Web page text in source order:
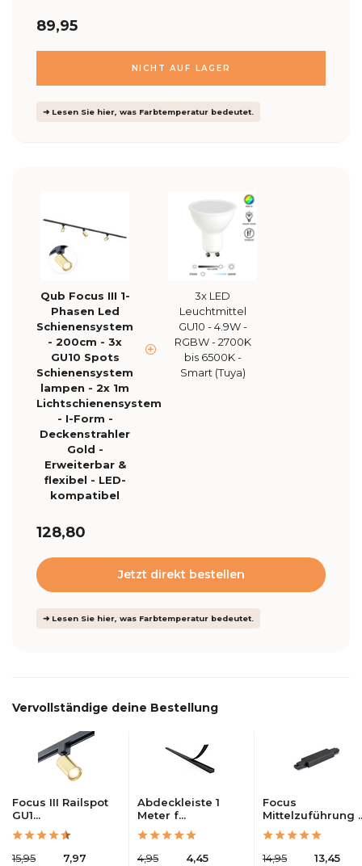
89,95
NICHT AUF LAGER
➜ Lesen Sie hier, was Farbtemperatur bedeutet.
Qub Focus III 1-
Phasen Led
Schienensystem
- 200cm - 3x
GU10 Spots
Schienensystem
lampen - 2x 1m
Lichtschienensystem
- I-Form -
Deckenstrahler
Gold -
Erweiterbar &
flexibel - LED-
kompatibel
3x LED
Leuchtmittel
GU10 - 4.9W -
RGBW - 2700K
bis 6500K -
Smart (Tuya)
128,80
Jetzt direkt bestellen
➜ Lesen Sie hier, was Farbtemperatur bedeutet.
Vervollständige deine Bestellung
Focus III Railspot
GU1...
15,95
7,97
Abdeckleiste 1
Meter f...
4,95
4,45
Focus
Mittelzuführung
14,95
13,45